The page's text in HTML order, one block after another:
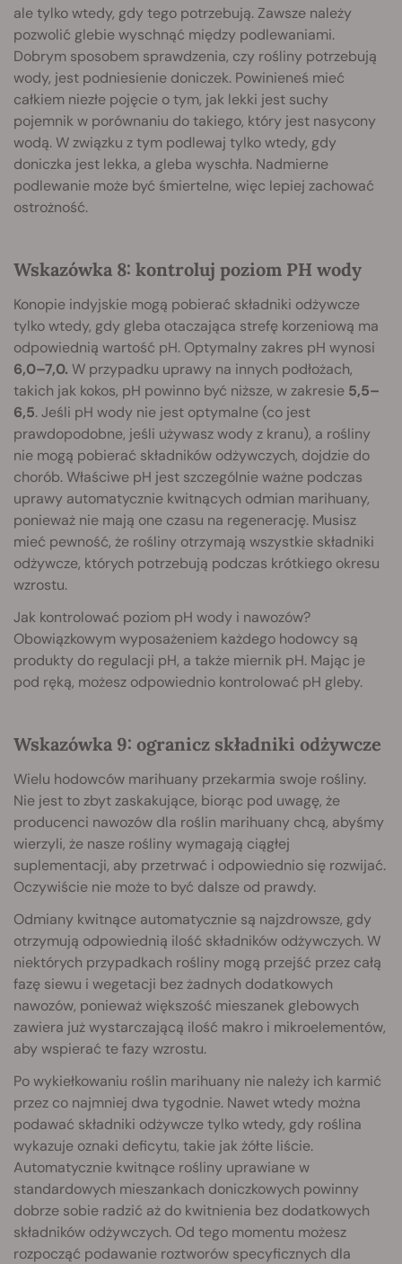
ale tylko wtedy, gdy tego potrzebują. Zawsze należy
pozwolić glebie wyschnąć między podlewaniami.
Dobrym sposobem sprawdzenia, czy rośliny potrzebują
wody, jest podniesienie doniczek. Powinieneś mieć
całkiem niezłe pojęcie o tym, jak lekki jest suchy
pojemnik w porównaniu do takiego, który jest nasycony
wodą. W związku z tym podlewaj tylko wtedy, gdy
doniczka jest lekka, a gleba wyschła. Nadmierne
podlewanie może być śmiertelne, więc lepiej zachować
ostrożność.
Wskazówka 8: kontroluj poziom PH wody
Konopie indyjskie mogą pobierać składniki odżywcze
tylko wtedy, gdy gleba otaczająca strefę korzeniową ma
odpowiednią wartość pH. Optymalny zakres pH wynosi
6,0–7,0. W przypadku uprawy na innych podłożach,
takich jak kokos, pH powinno być niższe, w zakresie 5,5–
6,5. Jeśli pH wody nie jest optymalne (co jest
prawdopodobne, jeśli używasz wody z kranu), a rośliny
nie mogą pobierać składników odżywczych, dojdzie do
chorób. Właściwe pH jest szczególnie ważne podczas
uprawy automatycznie kwitnących odmian marihuany,
ponieważ nie mają one czasu na regenerację. Musisz
mieć pewność, że rośliny otrzymają wszystkie składniki
odżywcze, których potrzebują podczas krótkiego okresu
wzrostu.
Jak kontrolować poziom pH wody i nawozów?
Obowiązkowym wyposażeniem każdego hodowcy są
produkty do regulacji pH, a także miernik pH. Mając je
pod ręką, możesz odpowiednio kontrolować pH gleby.
Wskazówka 9: ogranicz składniki odżywcze
Wielu hodowców marihuany przekarmia swoje rośliny.
Nie jest to zbyt zaskakujące, biorąc pod uwagę, że
producenci nawozów dla roślin marihuany chcą, abyśmy
wierzyli, że nasze rośliny wymagają ciągłej
suplementacji, aby przetrwać i odpowiednio się rozwijać.
Oczywiście nie może to być dalsze od prawdy.
Odmiany kwitnące automatycznie są najzdrowsze, gdy
otrzymują odpowiednią ilość składników odżywczych. W
niektórych przypadkach rośliny mogą przejść przez całą
fazę siewu i wegetacji bez żadnych dodatkowych
nawozów, ponieważ większość mieszanek glebowych
zawiera już wystarczającą ilość makro i mikroelementów,
aby wspierać te fazy wzrostu.
Po wykiełkowaniu roślin marihuany nie należy ich karmić
przez co najmniej dwa tygodnie. Nawet wtedy można
podawać składniki odżywcze tylko wtedy, gdy roślina
wykazuje oznaki deficytu, takie jak żółte liście.
Automatycznie kwitnące rośliny uprawiane w
standardowych mieszankach doniczkowych powinny
dobrze sobie radzić aż do kwitnienia bez dodatkowych
składników odżywczych. Od tego momentu możesz
rozpocząć podawanie roztworów specyficznych dla